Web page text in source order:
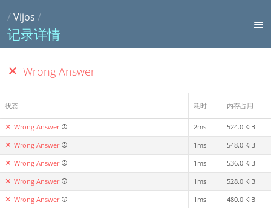
/Vijos /
记录详情
Wrong Answer
状态 耗时 内存占用
Wrong Answer 2ms 524.0 KiB
Wrong Answer 1ms 548.0 KiB
Wrong Answer 1ms 536.0 KiB
Wrong Answer 1ms 528.0 KiB
Wrong Answer 1ms 480.0 KiB